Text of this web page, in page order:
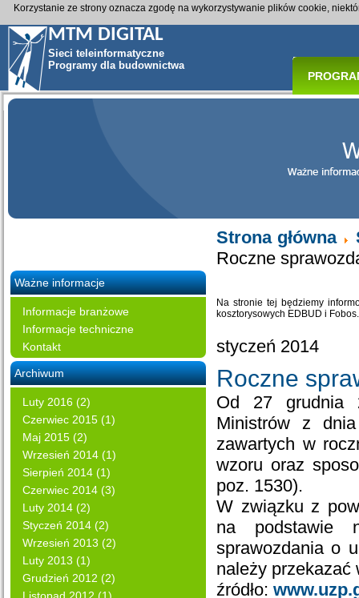
MTM DIGITAL
Sieci teleinformatyczne
Programy dla budownictwa
Ważne informacje
Informacje branżowe
Informacje techniczne
Kontakt
Archiwum
Luty 2016 (2)
Czerwiec 2015 (1)
Maj 2015 (2)
Wrzesień 2014 (1)
Sierpień 2014 (1)
Czerwiec 2014 (3)
Luty 2014 (2)
Styczeń 2014 (2)
Wrzesień 2013 (2)
Luty 2013 (1)
Grudzień 2012 (2)
Strona główna
Roczne
Na stronie tej będziemy
kosztorysowych EDBUD i
styczeń 2014
Roczne
Od 27 grudnia
Ministrów z
zawartych w
wzoru oraz
poz. 1530).
W związku z
na podstawie
sprawozdania o
należy przekazać
źródło:
Korzystanie ze strony oznacza zgodę na wykorzystywanie plików cookie,